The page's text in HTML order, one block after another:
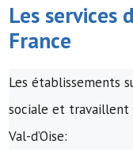
Les services
France
Les établissements
sociale et travaillent
Val-d’Oise: